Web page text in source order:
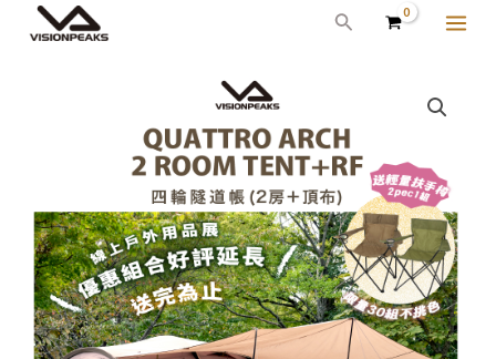
搜
始
價
格：
NT$36,000。
前
價
格：
NT$33,000。
（頂
布
＋
兩
房）